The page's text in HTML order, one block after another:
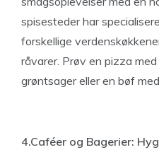
spisesteder har
forskellige
råvarer. Prøv en pizza
grøntsager eller en bøf
4.Caféer og Bagerier: